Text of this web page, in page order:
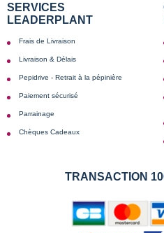
SERVICES
LEADERPLANT
Frais de Livraison
Livraison & Délais
Pepidrive - Retrait à la pépinière
Paiement sécurisé
Parrainage
Chèques Cadeaux
TRANSACTION